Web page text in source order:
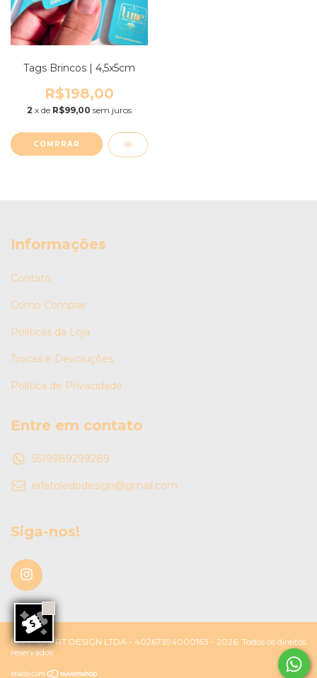
Tags Brincos | 4,5x5cm
R$198,00
2 x de R$99,00 sem juros
COMPRAR
Informações
Contato
Como Comprar
Políticas da Loja
Trocas e Devoluções
Política de Privacidade
Entre em contato
5519989299289
rafatoledodesign@gmail.com
Siga-nos!
Copyright RT DESIGN LTDA - 40267394000163 - 2026. Todos os direitos
reservados.